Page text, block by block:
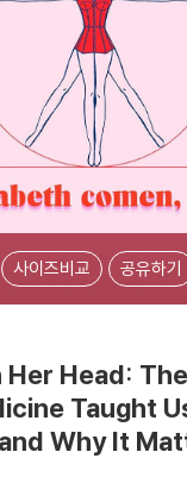
사이즈비교 공유하기
Her Head:
Taught
Why It